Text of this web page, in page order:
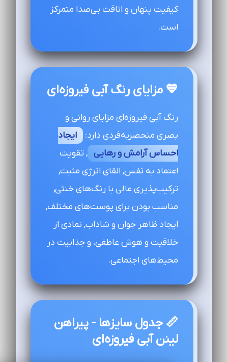
کیفیت پنهان و اناقت بی‌صدا متمرکز
است.
💙 مزایای رنگ آبی فیروزه‌ای
رنگ آبی فیروزه‌ای مزایای روانی و
بصری منحصربه‌فردی دارد:
ایجاد
احساس آرامش و رهایی , تقویت
اعتماد به نفس, القای انرژی مثبت,
ترکیب‌پذیری عالی با رنگ‌های خنثی,
مناسب بودن برای پوست‌های مختلف,
ایجاد ظاهر جوان و شاداب, نمادی از
خلاقیت و هوش عاطفی، و جذابیت در
محیط‌های اجتماعی.
📏 جدول سایزها - پیراهن
لینن آبی فیروزه‌ای